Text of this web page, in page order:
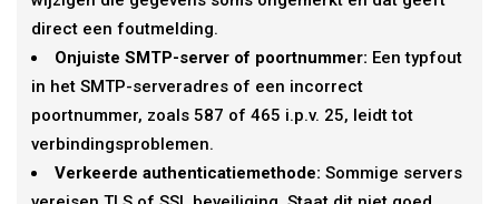
direct een foutmelding.
Onjuiste SMTP-server of poortnummer: Een typfout
in het SMTP-serveradres of een incorrect
poortnummer, zoals 587 of 465 i.p.v. 25, leidt tot
verbindingsproblemen.
Verkeerde authenticatiemethode: Sommige servers